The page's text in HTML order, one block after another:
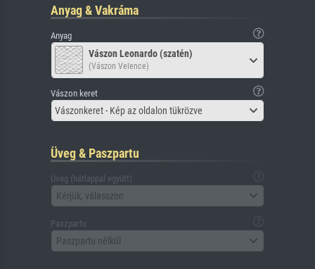
Anyag & Vakráma
Anyag
Vászon Leonardo (szatén)
(Vászon Velence)
Vászon keret
Vászonkeret - Kép az oldalon tükrözve
Üveg & Paszpartu
Üveg (hátlappal együtt)
Kérjük, válasszon
Paszpartu
Paszpartu nélkül